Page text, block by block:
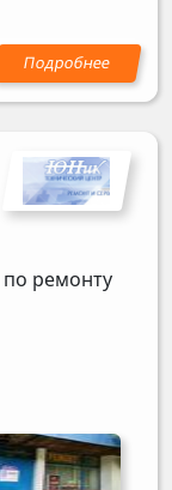
ремонту